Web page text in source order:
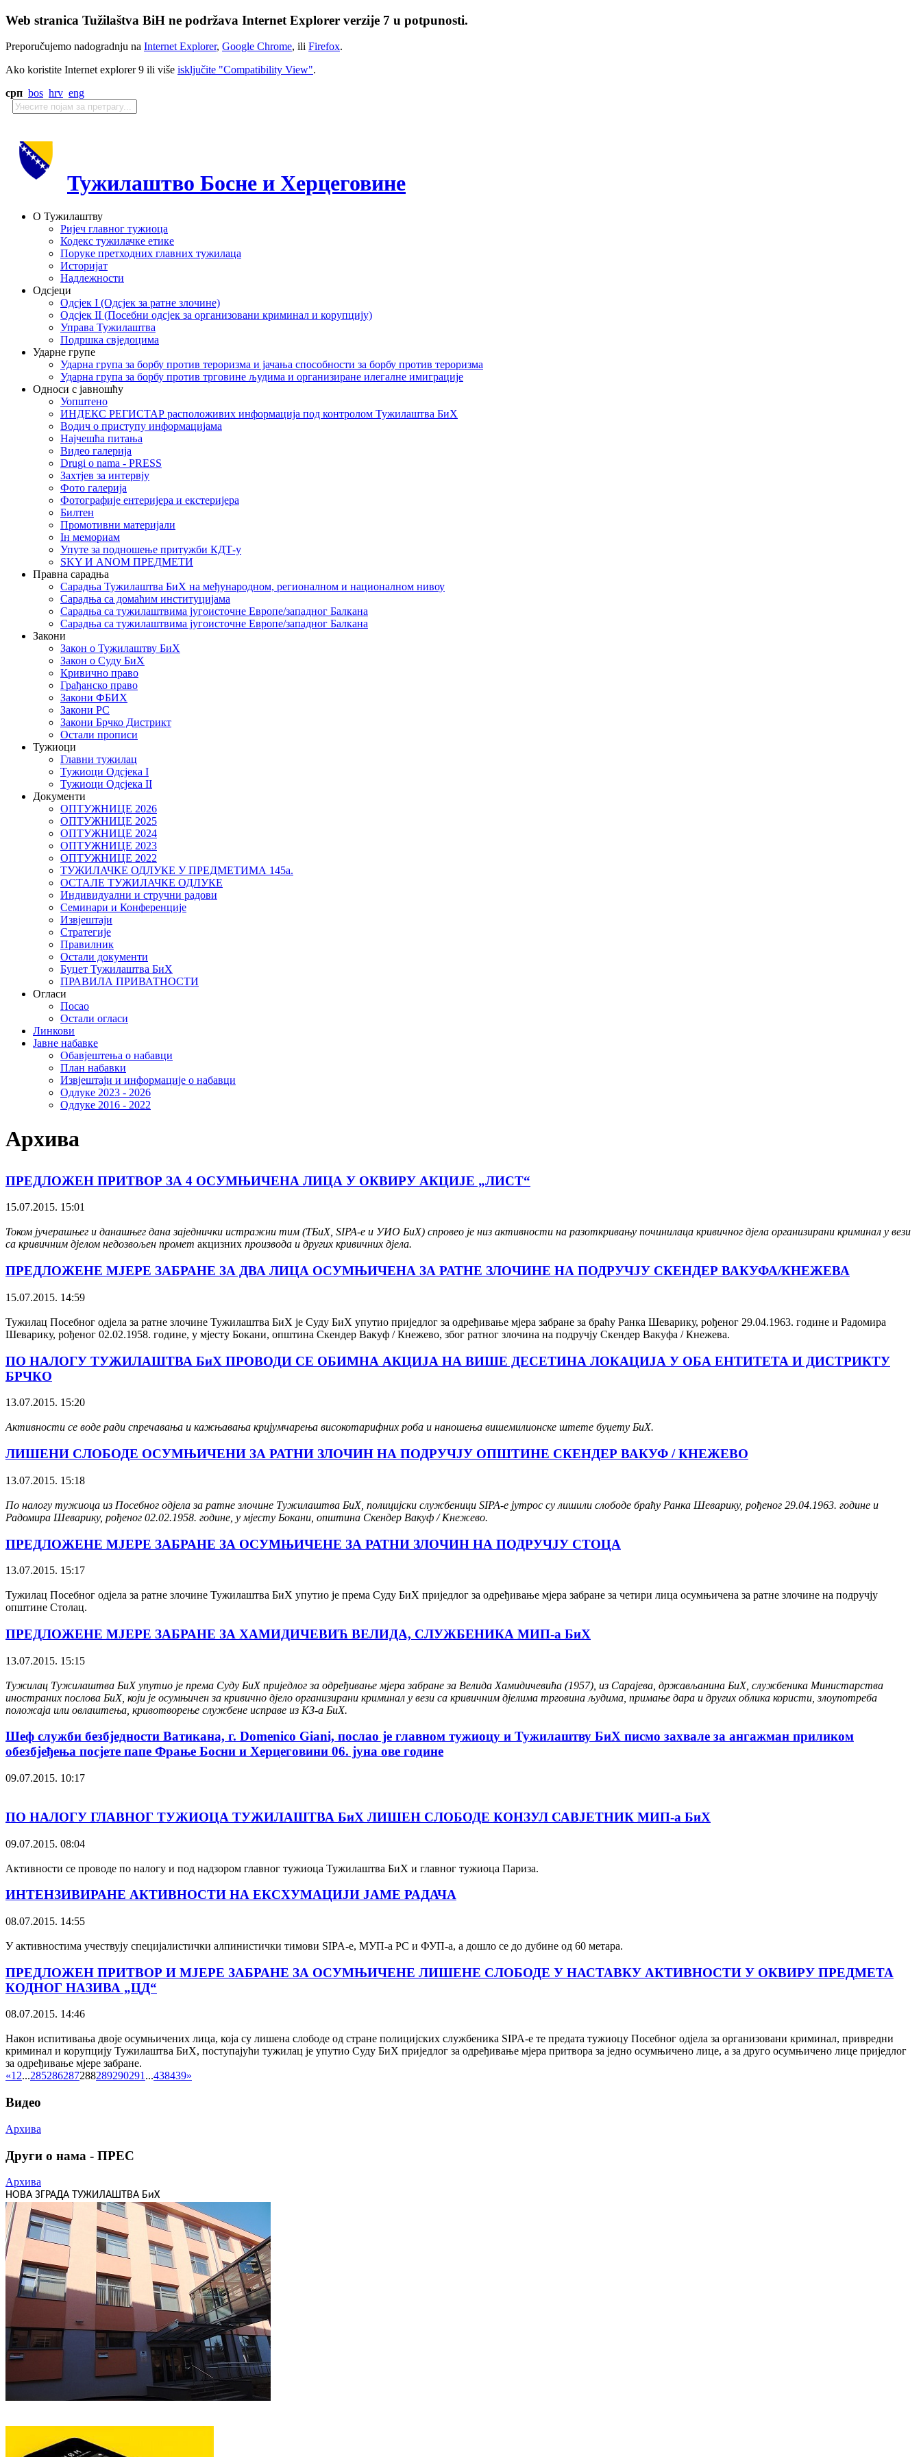
Web stranica Tužilaštva BiH ne podržava Internet Explorer verzije 7 u potpunosti.
Preporučujemo nadogradnju na Internet Explorer, Google Chrome, ili Firefox.
Ako koristite Internet explorer 9 ili više isključite "Compatibility View".
срп bos hrv eng
Тужилаштво Босне и Херцеговине
О Тужилаштву
Ријеч главног тужиоца
Кодекс тужилачке етике
Поруке претходних главних тужилаца
Историјат
Надлежности
Одсјеци
Одсјек I (Одсјек за ратне злочине)
Одсјек II (Посебни одсјек за организовани криминал и корупцију)
Управа Тужилаштва
Подршка свједоцима
Ударне групе
Ударна група за борбу против тероризма и јачања способности за борбу против тероризма
Ударна група за борбу против трговине људима и организиране илегалне имиграције
Односи с јавношћу
Уопштено
ИНДЕКС РЕГИСТАР расположивих информација под контролом Тужилаштва БиХ
Водич о приступу информацијама
Најчешћа питања
Видео галерија
Drugi o nama - PRESS
Захтјев за интервју
Фото галерија
Фотографије ентеријера и екстеријера
Билтен
Промотивни материјали
Iн мемориам
Упуте за подношење притужби КДТ-у
SKY И ANOM ПРЕДМЕТИ
Правна сарадња
Сарадња Тужилаштва БиХ на међународном, регионалном и националном нивоу
Сарадња са домаћим институцијама
Сарадња са тужилаштвима југоисточне Европе/западног Балкана
Сарадња са тужилаштвима југоисточне Европе/западног Балкана
Закони
Закон о Тужилаштву БиХ
Закон о Суду БиХ
Кривично право
Грађанско право
Закони ФБИХ
Закони РС
Закони Брчко Дистрикт
Остали прописи
Тужиоци
Главни тужилац
Тужиоци Oдсјекa I
Тужиоци Oдсјекa II
Документи
ОПТУЖНИЦЕ 2026
ОПТУЖНИЦЕ 2025
ОПТУЖНИЦЕ 2024
ОПТУЖНИЦЕ 2023
ОПТУЖНИЦЕ 2022
ТУЖИЛАЧКЕ ОДЛУКЕ У ПРЕДМЕТИМА 145а.
ОСТАЛЕ ТУЖИЛАЧКЕ ОДЛУКЕ
Индивидуални и стручни радови
Семинари и Конференције
Извјештаји
Стратегије
Правилник
Остали документи
Буџет Тужилаштва БиХ
ПРАВИЛА ПРИВАТНОСТИ
Огласи
Посао
Остали огласи
Линкови
Јавне набавке
Обавјештења о набавци
План набавки
Извјештаји и информације о набавци
Одлуке 2023 - 2026
Одлуке 2016 - 2022
Архива
ПРЕДЛОЖЕН ПРИТВОР ЗА 4 ОСУМЊИЧЕНА ЛИЦА У ОКВИРУ АКЦИЈЕ „ЛИСТ“
15.07.2015. 15:01
Током јучерашњег и данашњег дана заједнички истражни тим (ТБиХ, SIPA-е и УИО БиХ) спровео је низ активности на разоткривању починилаца кривичног дјела организирани криминал у вези
са кривичним дјелом недозвољен промет акцизних производа и других кривичних дјела.
ПРЕДЛОЖЕНЕ МЈЕРЕ ЗАБРАНЕ ЗА ДВА ЛИЦА ОСУМЊИЧЕНА ЗА РАТНЕ ЗЛОЧИНЕ НА ПОДРУЧЈУ СКЕНДЕР ВАКУФА/КНЕЖЕВА
15.07.2015. 14:59
Тужилац Посебног одјела за ратне злочине Тужилаштва БиХ је Суду БиХ упутио приједлог за одређивање мјера забране за браћу Ранка Шеварику, рођеног 29.04.1963. године и Радомира
Шеварику, рођеног 02.02.1958. године, у мјесту Бокани, општина Скендер Вакуф / Кнежево, због ратног злочина на подручју Скендер Вакуфа / Кнежева.
ПО НАЛОГУ ТУЖИЛАШТВА БиХ ПРОВОДИ СЕ ОБИМНА АКЦИЈА НА ВИШЕ ДЕСЕТИНА ЛОКАЦИЈА У ОБА ЕНТИТЕТА И ДИСТРИКТУ
БРЧКО
13.07.2015. 15:20
Активности се воде ради спречавања и кажњавања кријумчарења високотарифних роба и наношења вишемилионске штете буџету БиХ.
ЛИШЕНИ СЛОБОДЕ ОСУМЊИЧЕНИ ЗА РАТНИ ЗЛОЧИН НА ПОДРУЧЈУ ОПШТИНЕ СКЕНДЕР ВАКУФ / КНЕЖЕВО
13.07.2015. 15:18
По налогу тужиоца из Посебног одјела за ратне злочине Тужилаштва БиХ, полицијски службеници SIPA-е јутрос су лишили слободе браћу Ранка Шеварику, рођеног 29.04.1963. године и
Радомира Шеварику, рођеног 02.02.1958. године, у мјесту Бокани, општина Скендер Вакуф / Кнежево.
ПРЕДЛОЖЕНЕ МЈЕРЕ ЗАБРАНЕ ЗА ОСУМЊИЧЕНЕ ЗА РАТНИ ЗЛОЧИН НА ПОДРУЧЈУ СТОЦА
13.07.2015. 15:17
Тужилац Посебног одјела за ратне злочине Тужилаштва БиХ упутио је према Суду БиХ приједлог за одређивање мјера забране за четири лица осумњичена за ратне злочине на подручју
општине Столац.
ПРЕДЛОЖЕНЕ МЈЕРЕ ЗАБРАНЕ ЗА ХАМИДИЧЕВИЋ ВЕЛИДА, СЛУЖБЕНИКА МИП-а БиХ
13.07.2015. 15:15
Тужилац Тужилаштва БиХ упутио је према Суду БиХ приједлог за одређивање мјера забране за Велида Хамидичевића (1957), из Сарајева, држављанина БиХ, службеника Министарства
иностраних послова БиХ, који је осумњичен за кривично дјело организирани криминал у вези са кривичним дјелима трговина људима, примање дара и других облика користи, злоупотреба
положаја или овлаштења, кривотворење службене исправе из КЗ-а БиХ.
Шеф служби безбједности Ватикана, г. Domenico Giani, послао је главном тужиоцу и Тужилаштву БиХ писмо захвале за ангажман приликом
обезбјеђења посјете папе Фрање Босни и Херцеговини 06. јуна ове године
09.07.2015. 10:17
ПО НАЛОГУ ГЛАВНОГ ТУЖИОЦА ТУЖИЛАШТВА БиХ ЛИШЕН СЛОБОДЕ КОНЗУЛ САВЈЕТНИК МИП-а БиХ
09.07.2015. 08:04
Активности се проводе по налогу и под надзором главног тужиоца Тужилаштва БиХ и главног тужиоца Париза.
ИНТЕНЗИВИРАНЕ АКТИВНОСТИ НА ЕКСХУМАЦИЈИ ЈАМЕ РАДАЧА
08.07.2015. 14:55
У активностима учествују специјалистички алпинистички тимови SIPA-е, МУП-а РС и ФУП-a, а дошло се до дубине од 60 метара.
ПРЕДЛОЖЕН ПРИТВОР И МЈЕРЕ ЗАБРАНЕ ЗА ОСУМЊИЧЕНЕ ЛИШЕНЕ СЛОБОДЕ У НАСТАВКУ АКТИВНОСТИ У ОКВИРУ ПРЕДМЕТА
КОДНОГ НАЗИВА „ЦД“
08.07.2015. 14:46
Након испитивања двоје осумњичених лица, која су лишена слободе од стране полицијских службеника SIPA-е те предата тужиоцу Посебног одјела за организовани криминал, привредни
криминал и корупцију Тужилаштва БиХ, поступајући тужилац је упутио Суду БиХ приједлог за одређивање мјера притвора за једно осумњичено лице, а за друго осумњичено лице приједлог
за одређивање мјере забране.
«12...285286287288289290291...438439»
Видео
Архива
Други о нама - ПРЕС
Архива
НОВА ЗГРАДА ТУЖИЛАШТВА БиХ